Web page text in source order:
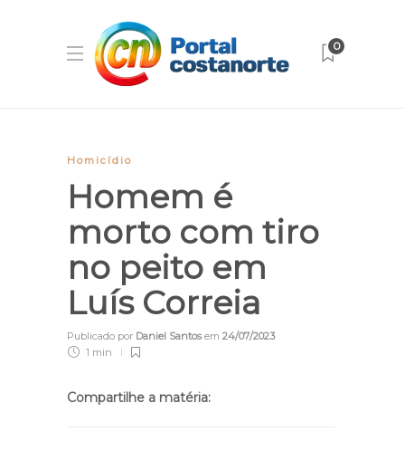
0
Homicídio
Homem é
morto com tiro
no peito em
Luís Correia
Publicado por Daniel Santosem 24/07/2023
1 min
Compartilhe a matéria: